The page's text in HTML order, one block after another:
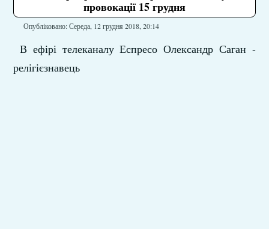
провокації 15 грудня
Опубліковано: Середа, 12 грудня 2018, 20:14
В ефірі телеканалу Еспресо Олександр Саган -
релігієзнавець